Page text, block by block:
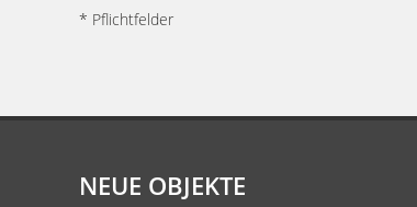
* Pflichtfelder
NEUE OBJEKTE